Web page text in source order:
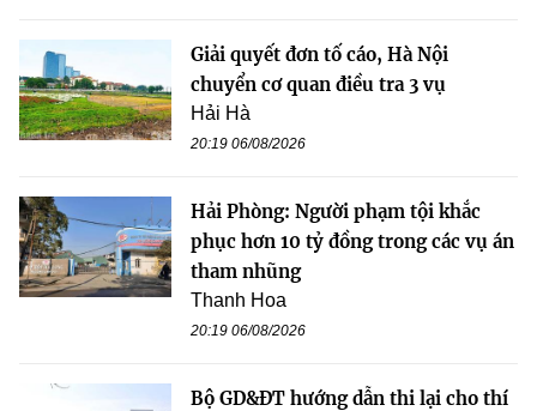
Giải quyết đơn tố cáo, Hà Nội
chuyển cơ quan điều tra 3 vụ
Hải Hà
20:19 06/08/2026
Hải Phòng: Người phạm tội khắc
phục hơn 10 tỷ đồng trong các vụ án
tham nhũng
Thanh Hoa
20:19 06/08/2026
Bộ GD&ĐT hướng dẫn thi lại cho thí